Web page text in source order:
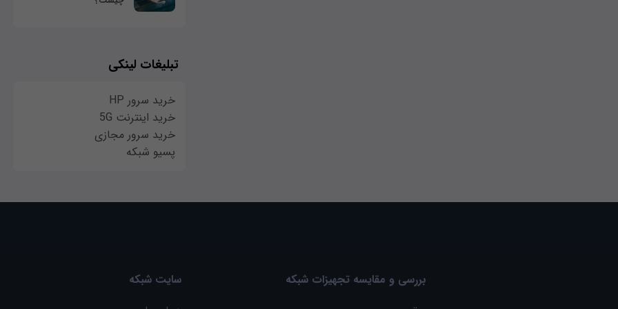
تبلیغات لینکی
خرید سرور HP
خرید اینترنت 5G
خرید سرور مجازی
پسیو شبکه
بررسی و مقایسه تجهیزات شبکه
سایت شبکه